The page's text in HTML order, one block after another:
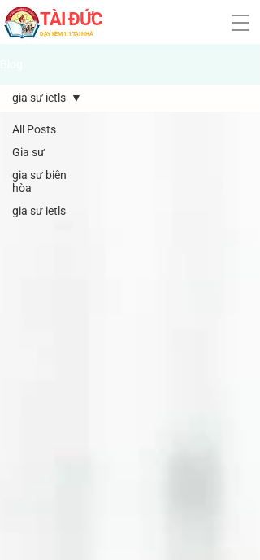
TÀI ĐỨC
​DẠY KÈM 1:1 TẠI NHÀ
All Posts
Gia sư
gia sư biên
hòa
gia sư ietls
gia sư ietls